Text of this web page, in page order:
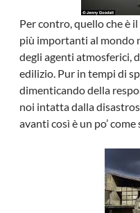
Per contro, quello che è
più importanti al mondo
degli agenti atmosferici,
edilizio. Pur in tempi di
dimenticando della
noi intatta dalla
avanti così è un po’